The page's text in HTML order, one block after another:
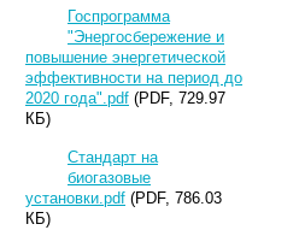
Госпрограмма
"Энергосбережение и
повышение энергетической
эффективности на период до
2020 года".pdf (PDF, 729.97
КБ)
Стандарт на
биогазовые
установки.pdf (PDF, 786.03
КБ)